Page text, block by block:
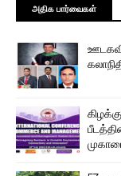
அதிக பார்வைகள்